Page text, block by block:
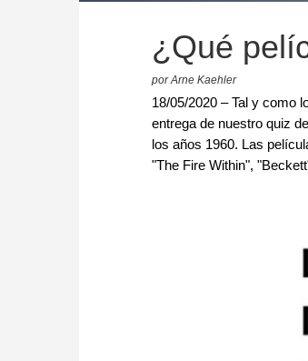
¿Qué
por Arne Kaehler
18/05/2020 – Tal y como
entrega de nuestro quiz
los años 1960. Las
"The Fire Within",